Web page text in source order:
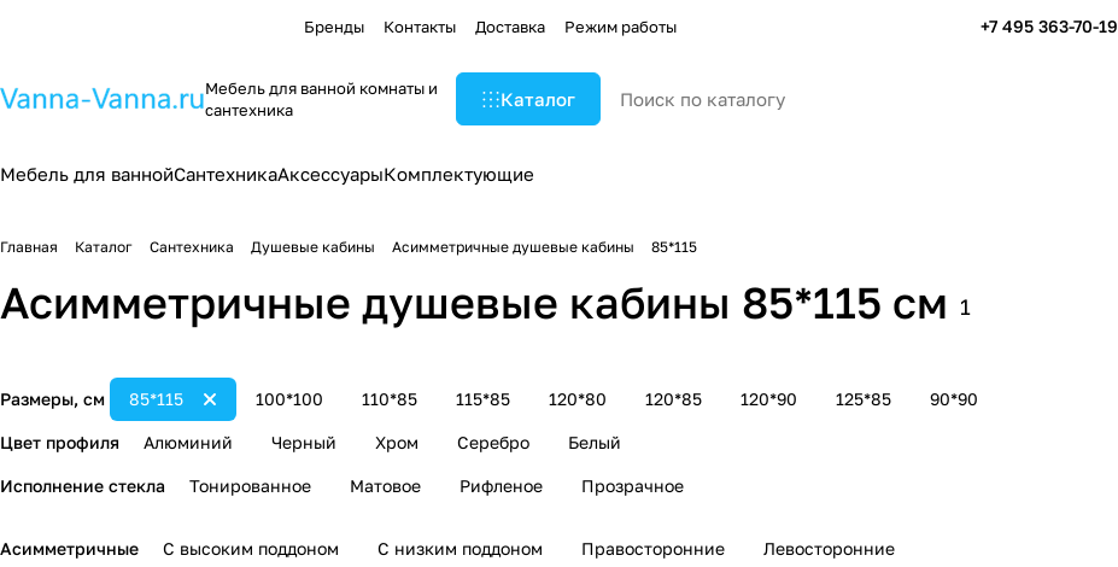
Бренды Контакты Доставка Режим работы +7 495 363-70-19
Мебель для ванной комнаты и
сантехника
Каталог
Мебель для ваннойСантехникаАксессуарыКомплектующие
Главная Каталог Сантехника Душевые кабины Асимметричные душевые кабины 85*115
Асимметричные душевые кабины 85*115 см 1
Размеры, см 100*100 110*85 115*85 120*80 120*85 120*90 125*85
85*115 90*90
Цвет профиля Алюминий Черный Хром Серебро Белый
Исполнение стекла Тонированное Матовое Рифленое Прозрачное
Асимметричные С высоким поддоном С низким поддоном Правосторонние Левосторонние